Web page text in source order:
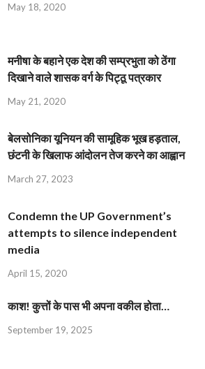
May 18, 2020
मनीषा के बहाने एक देश की सम्प्रभुता को ठेंगा
दिखाने वाले शासक वर्ग के पिट्ठू पत्रकार
May 21, 2020
बेलसोनिका यूनियन की सामूहिक भूख हड़ताल,
छंटनी के खिलाफ आंदोलन तेज करने का आह्वान
March 27, 2023
Condemn the UP Government’s
attempts to silence independent
media
April 15, 2020
काश! कुत्तों के पास भी अपना वकील होता…
September 19, 2025